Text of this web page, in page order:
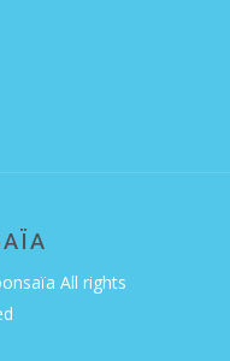
All rights